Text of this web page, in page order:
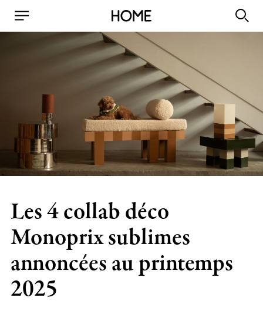
Les 4 collab déco
Monoprix sublimes
annoncées au printemps
2025